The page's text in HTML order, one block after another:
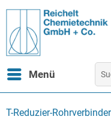
Menü
T-Reduzier-